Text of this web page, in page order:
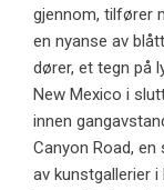
gjennom, tilfører
en nyanse av
dører, et tegn på
New Mexico i
innen
Canyon Road,
av kunstgallerier